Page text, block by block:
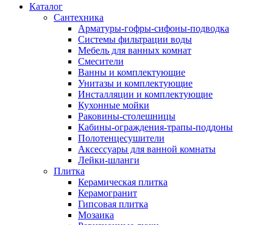
Каталог
Сантехника
Арматуры-гофры-сифоны-подводка
Системы фильтрации воды
Мебель для ванных комнат
Смесители
Ванны и комплектующие
Унитазы и комплектующие
Инсталляции и комплектующие
Кухонные мойки
Раковины-столешницы
Кабины-ограждения-трапы-поддоны
Полотенцесушители
Аксессуары для ванной комнаты
Лейки-шланги
Плитка
Керамическая плитка
Керамогранит
Гипсовая плитка
Мозаика